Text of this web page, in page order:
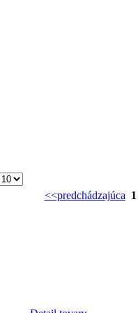
<<predchádzajúca 1